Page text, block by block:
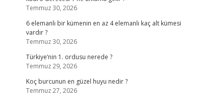
Temmuz 30, 2026
6 elemanlı bir kümenin en az 4 elemanlı kaç alt kümesi
vardır ?
Temmuz 30, 2026
Türkiye’nin 1. ordusu nerede ?
Temmuz 29, 2026
Koç burcunun en güzel huyu nedir ?
Temmuz 27, 2026